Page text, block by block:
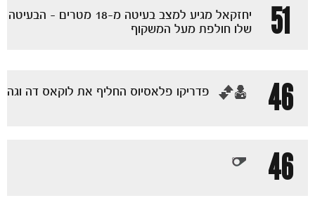
51
יחזקאל מגיע למצב בעיטה מ-18 מטרים - הבעיטה
שלו חולפת מעל המשקוף
46 ‏פדריקו פלאסיוס החליף את לוקאס דה וגה
46